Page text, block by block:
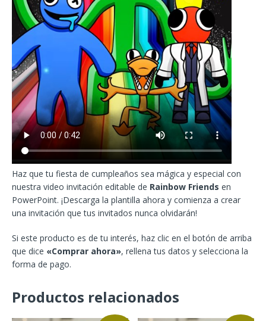
Haz que tu fiesta de cumpleaños sea mágica y especial con
nuestra video invitación editable de Rainbow Friends en
PowerPoint. ¡Descarga la plantilla ahora y comienza a crear
una invitación que tus invitados nunca olvidarán!
Si este producto es de tu interés, haz clic en el botón de arriba
que dice «Comprar ahora», rellena tus datos y selecciona la
forma de pago.
Productos relacionados